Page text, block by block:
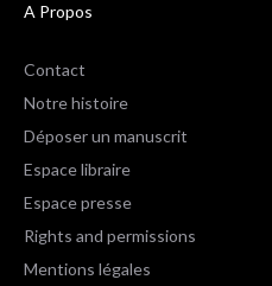
A Propos
Contact
Notre histoire
Déposer un manuscrit
Espace libraire
Espace presse
Rights and permissions
Mentions légales